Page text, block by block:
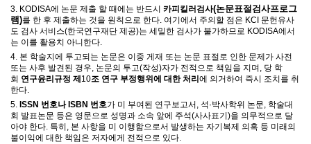
3. KODISA에 논문 제출 할 때에는 반드시 카피킬러검사(논문표절검사프로그
램)를 한 후 제출하는 것을 원칙으로 한다 여기에서 주의할 점은 KCI 문헌유사
도 검사 서비스(한국연구재단 제공)는 세밀한 검사가 불가하므로 KODISA에서
는 이를 활용치 아니한다
4. 본 학술지에 투고되는 논문은 이중 게재 또는 논문 표절로 인한 문제가 사전
또는 사후 발견된 경우, 논문의 투고(작성)자가 전적으로 책임을 지며 , 당 학
회 연구윤리규정 제 10조 연구 부정행위에 대한 처리 에 의거하여 즉시 조치를 취
한다.
5. ISSN 번호나ISBN 번호가 미 부여된 연구보고서 , 석 ·박사학위 논문, 학술대
회 발표논문 등은 영문으로 성명과 소속 앞에 주석(사사표기 )을 의무적으로 달
아야 한다. 특히 , 본 사항을 미 이행함으로서 발생하는 자기복제 의혹 등 미래의
불이익에 대한 책임은 저자에게 전적으로 있다.